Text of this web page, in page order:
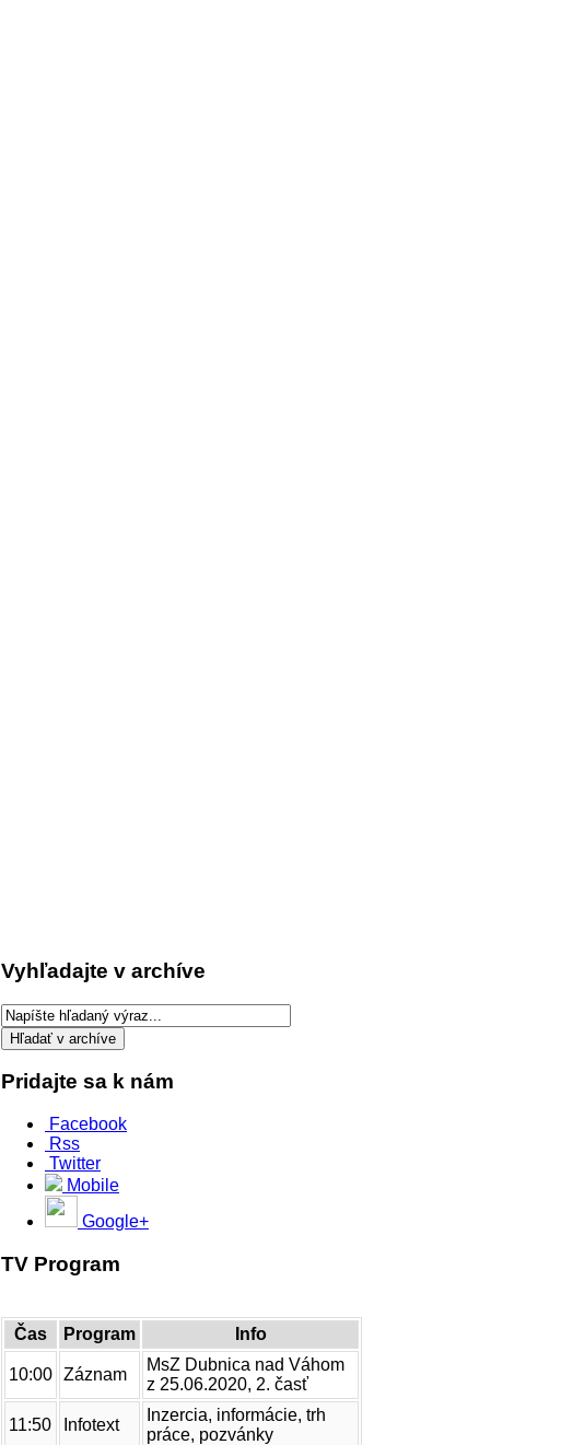
Vyhľadajte v archíve
Pridajte sa k nám
Facebook
Rss
Twitter
Mobile
Google+
TV Program
Čas Program Info
10:00 Záznam
MsZ Dubnica nad Váhom
z 25.06.2020, 2. časť
11:50 Infotext
Inzercia, informácie, trh
práce, pozvánky